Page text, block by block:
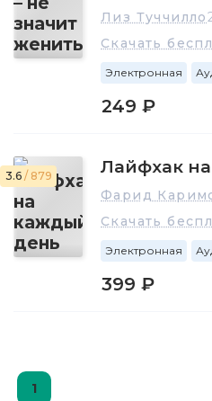
Лиз Туччилло
Скачать
Электронная
249 ₽
3.6 / 879 Лайфхак
Фарид
Скачать
Электронная
399 ₽
1